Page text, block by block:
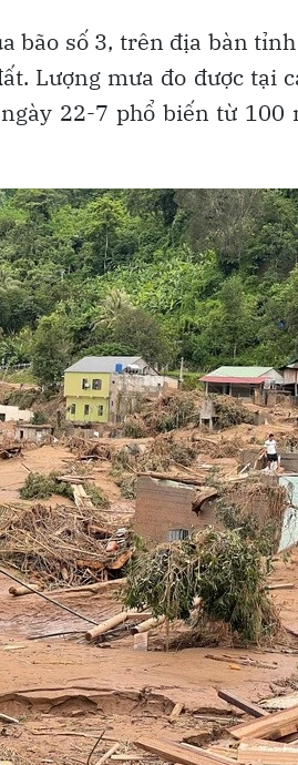
bão số 3, trên địa bàn
Lượng mưa đo được tại
22-7 phổ biến từ